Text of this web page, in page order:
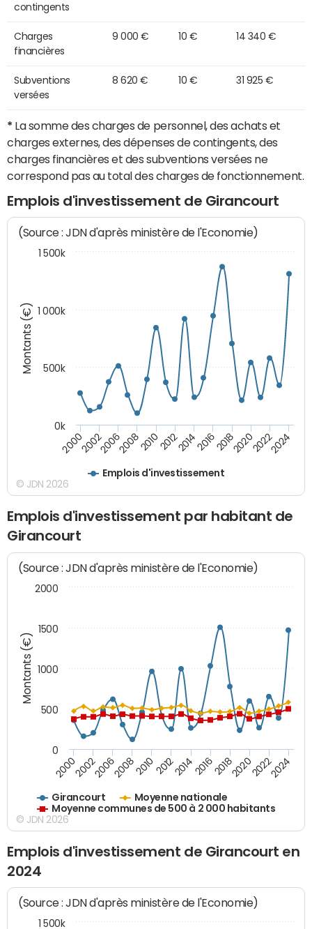
contingents
Charges
financières
9 000 € 10 € 14 340 €
Subventions
versées
8 620 € 10 € 31 925 €
* La somme des charges de personnel, des achats et
charges externes, des dépenses de contingents, des
charges financières et des subventions versées ne
correspond pas au total des charges de fonctionnement.
Emplois d'investissement de Girancourt
Montants (€)
(Source : JDN d'après ministère de l'Economie)
Emplois d'investissement
200020022006200820102012201420162018202020222024
0k
500k
1 000k
1 500k
© JDN 2026
Emplois d'investissement par habitant de
Girancourt
Montants (€)
(Source : JDN d'après ministère de l'Economie)
Girancourt
Moyenne nationale
Moyenne communes de 500 à 2 000 habitants
200020022006200820102012201420162018202020222024
0
500
1000
1500
2000
© JDN 2026
Emplois d'investissement de Girancourt en
2024
(Source : JDN d'après ministère de l'Economie)
1 500k